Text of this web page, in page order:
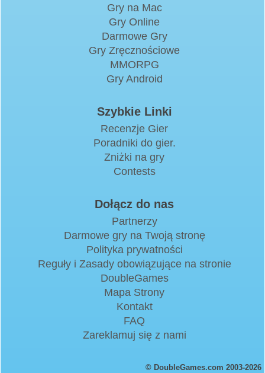
Gry na Mac
Gry Online
Darmowe Gry
Gry Zręcznościowe
MMORPG
Gry Android
Szybkie Linki
Recenzje Gier
Poradniki do gier.
Zniżki na gry
Contests
Dołącz do nas
Partnerzy
Darmowe gry na Twoją stronę
Polityka prywatności
Reguły i Zasady obowiązujące na stronie
DoubleGames
Mapa Strony
Kontakt
FAQ
Zareklamuj się z nami
© DoubleGames.com 2003-2026